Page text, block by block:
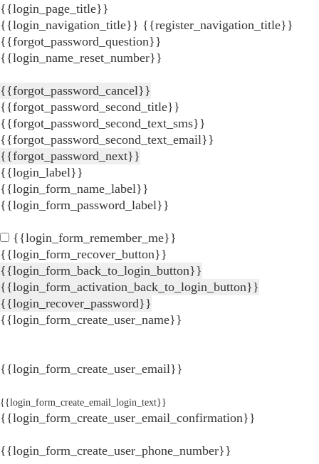
{{login_page_title}}
{{login_navigation_title}} {{register_navigation_title}}
{{forgot_password_question}}
{{login_name_reset_number}}
{{forgot_password_cancel}}
{{forgot_password_second_title}}
{{forgot_password_second_text_sms}}
{{forgot_password_second_text_email}}
{{forgot_password_next}}
{{login_label}}
{{login_form_name_label}}
{{login_form_password_label}}
{{login_form_remember_me}}
{{login_form_recover_button}}
{{login_form_back_to_login_button}}
{{login_form_activation_back_to_login_button}}
{{login_recover_password}}
{{login_form_create_user_name}}
{{login_form_create_user_email}}
{{login_form_create_email_login_text}}
{{login_form_create_user_email_confirmation}}
{{login_form_create_user_phone_number}}